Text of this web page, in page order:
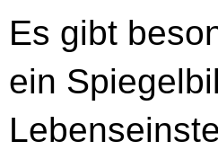
Es gibt
ein